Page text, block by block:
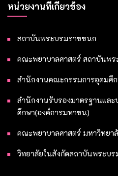
หน่วยงานที่เกี่ยวข้อง
สถาบันพระบรมราชชนก
คณะพยาบาลศาสตร์ สถาบันพ
สำนักงานคณะกรรมการอุดมศึ
สำนักงานรับรองมาตรฐานแล
ศึกษา(องค์การมหาชน)
คณะพยาบาลศาสตร์ มหาวิทยา
วิทยาลัยในสังกัดสถาบันพระบ